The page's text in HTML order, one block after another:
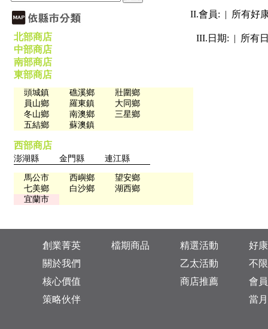
北部商店
中部商店
南部商店
東部商店
頭城鎮 礁溪鄉
壯圍鄉
員山鄉
羅東鎮
大同鄉
冬山鄉
南澳鄉
三星鄉
五結鄉
蘇澳鎮
西部商店
澎湖縣 金門縣 連江縣
馬公市 西嶼鄉
望安鄉
七美鄉
白沙鄉
湖西鄉
宜蘭市
II.會員: | 所有好
III.日期: | 所有
創業菁英
關於我們
核心價值
策略伙伴
檔期商品
精選活動
乙太活動
商店推薦
好
不
會
當